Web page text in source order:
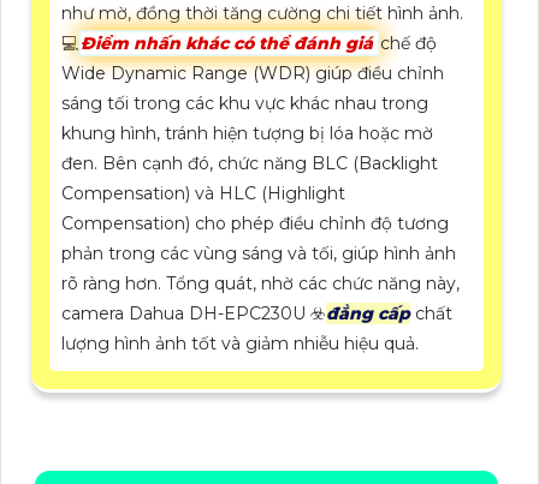
như mờ, đồng thời tăng cường chi tiết hình ảnh.
💻Điểm nhấn khác có thể đánh giá chế độ
Wide Dynamic Range (WDR) giúp điều chỉnh
sáng tối trong các khu vực khác nhau trong
khung hình, tránh hiện tượng bị lóa hoặc mờ
đen. Bên cạnh đó, chức năng BLC (Backlight
Compensation) và HLC (Highlight
Compensation) cho phép điều chỉnh độ tương
phản trong các vùng sáng và tối, giúp hình ảnh
rõ ràng hơn. Tổng quát, nhờ các chức năng này,
camera Dahua DH-EPC230U ☣️đẳng cấpchất
lượng hình ảnh tốt và giảm nhiễu hiệu quả.